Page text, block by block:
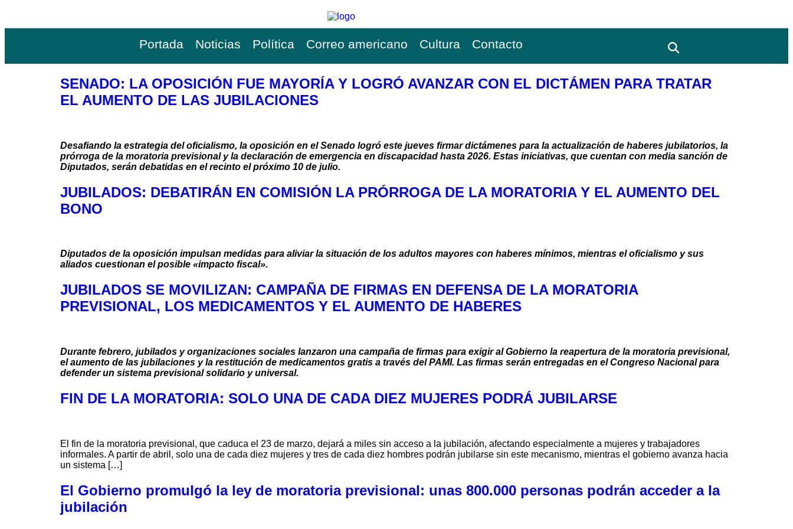
Portada Noticias Política Correo americano Cultura Contacto
SENADO: LA OPOSICIÓN FUE MAYORÍA Y LOGRÓ AVANZAR CON EL DICTÁMEN PARA TRATAR
EL AUMENTO DE LAS JUBILACIONES
Desafiando la estrategia del oficialismo, la oposición en el Senado logró este jueves firmar dictámenes para la actualización de haberes jubilatorios, la
prórroga de la moratoria previsional y la declaración de emergencia en discapacidad hasta 2026. Estas iniciativas, que cuentan con media sanción de
Diputados, serán debatidas en el recinto el próximo 10 de julio.
JUBILADOS: DEBATIRÁN EN COMISIÓN LA PRÓRROGA DE LA MORATORIA Y EL AUMENTO DEL
BONO
Diputados de la oposición impulsan medidas para aliviar la situación de los adultos mayores con haberes mínimos, mientras el oficialismo y sus
aliados cuestionan el posible «impacto fiscal».
JUBILADOS SE MOVILIZAN: CAMPAÑA DE FIRMAS EN DEFENSA DE LA MORATORIA
PREVISIONAL, LOS MEDICAMENTOS Y EL AUMENTO DE HABERES
Durante febrero, jubilados y organizaciones sociales lanzaron una campaña de firmas para exigir al Gobierno la reapertura de la moratoria previsional,
el aumento de las jubilaciones y la restitución de medicamentos gratis a través del PAMI. Las firmas serán entregadas en el Congreso Nacional para
defender un sistema previsional solidario y universal.
FIN DE LA MORATORIA: SOLO UNA DE CADA DIEZ MUJERES PODRÁ JUBILARSE
El fin de la moratoria previsional, que caduca el 23 de marzo, dejará a miles sin acceso a la jubilación, afectando especialmente a mujeres y trabajadores
informales. A partir de abril, solo una de cada diez mujeres y tres de cada diez hombres podrán jubilarse sin este mecanismo, mientras el gobierno avanza hacia
un sistema […]
El Gobierno promulgó la ley de moratoria previsional: unas 800.000 personas podrán acceder a la
jubilación